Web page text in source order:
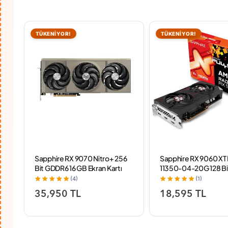
TÜKENİYOR!
Sapphire RX 9070 Nitro+ 256
Bit GDDR6 16 GB Ekran Kartı
(Kutu açık ürün sıfır)
(4)
35,950 TL
TÜKENİYOR!
Sapphire RX 9060 XT
11350-04-20G 128
8 GB Ekran Kartı
(1)
18,595 TL